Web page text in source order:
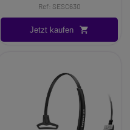
kabelgebundenen Headsets für
Ref: SESC630
Jetzt kaufen